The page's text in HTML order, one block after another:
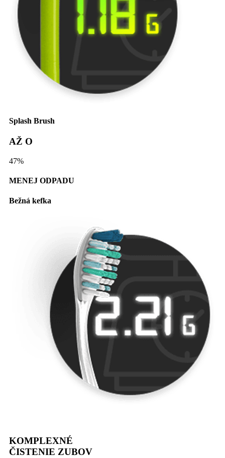
Splash Brush
AŽ O
47%
MENEJ ODPADU
Bežná kefka
KOMPLEXNÉ
ČISTENIE ZUBOV